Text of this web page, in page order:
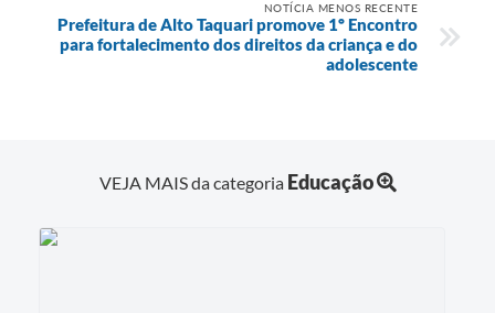
NOTÍCIA MENOS RECENTE
Prefeitura de Alto Taquari promove 1º Encontro
para fortalecimento dos direitos da criança e do
adolescente
VEJA MAIS da categoria Educação